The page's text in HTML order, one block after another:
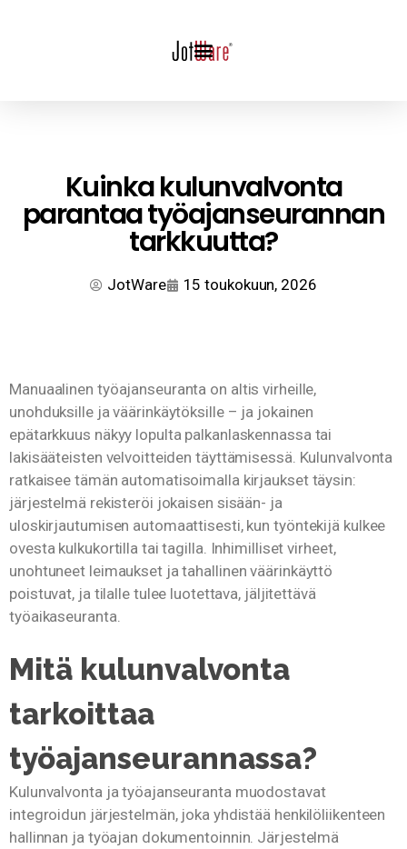
Kuinka kulunvalvonta
parantaa työajanseurannan
tarkkuutta?
JotWare 15 toukokuun, 2026
Manuaalinen työajanseuranta on altis virheille,
unohduksille ja väärinkäytöksille – ja jokainen
epätarkkuus näkyy lopulta palkanlaskennassa tai
lakisääteisten velvoitteiden täyttämisessä. Kulunvalvonta
ratkaisee tämän automatisoimalla kirjaukset täysin:
järjestelmä rekisteröi jokaisen sisään- ja
uloskirjautumisen automaattisesti, kun työntekijä kulkee
ovesta kulkukortilla tai tagilla. Inhimilliset virheet,
unohtuneet leimaukset ja tahallinen väärinkäyttö
poistuvat, ja tilalle tulee luotettava, jäljitettävä
työaikaseuranta.
Mitä kulunvalvonta
tarkoittaa
työajanseurannassa?
Kulunvalvonta ja työajanseuranta muodostavat
integroidun järjestelmän, joka yhdistää henkilöliikenteen
hallinnan ja työajan dokumentoinnin. Järjestelmä